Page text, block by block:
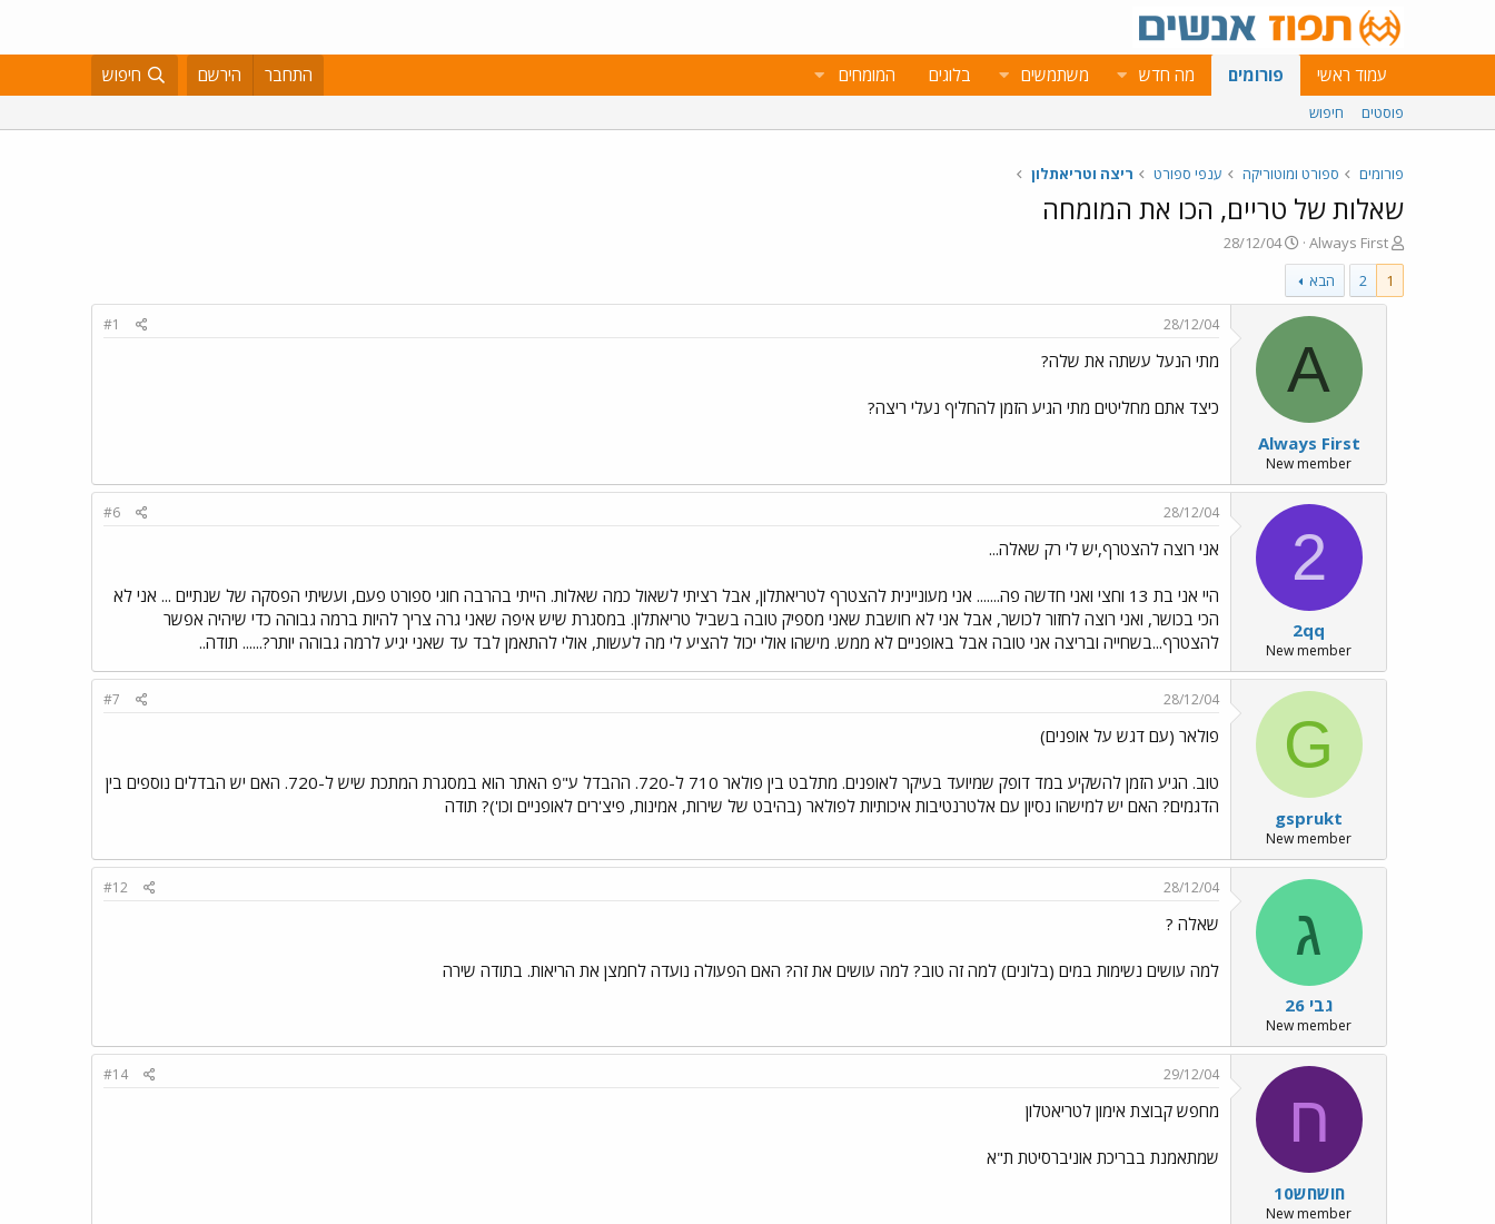
עמוד ראשי פורומים מה חדש משתמשים בלוגים המומחים התחבר הירשם חיפוש
פוסטים חיפוש
פורומים ספורט ומוטוריקה ענפי ספורט ריצה וטריאתלון
שאלות של טריים, הכו את המומחה
פ
ו
ת
ח
Always First
פ
ס
ם
י
ך
28/12/04
1
2 הבא
A
Always First
New member
28/12/04
#1
מתי הנעל עשתה את שלה?
כיצד אתם מחליטים מתי הגיע הזמן להחליף נעלי ריצה?
2
2qq
New member
28/12/04
#6
אני רוצה להצטרף,יש לי רק שאלה...
היי אני בת 13 וחצי ואני חדשה פה....... אני מעוניינית להצטרף לטריאתלון, אבל רציתי לשאול כמה שאלות. הייתי בהרבה חוגי ספורט פעם, ועשיתי הפסקה של שנתיים ... אני לא
הכי בכושר, ואני רוצה לחזור לכושר, אבל אני לא חושבת שאני מספיק טובה בשביל טריאתלון. במסגרת שיש איפה שאני גרה צריך להיות ברמה גבוהה כדי שיהיה אפשר
להצטרף...בשחייה ובריצה אני טובה אבל באופניים לא ממש. מישהו אולי יכול להציע לי מה לעשות, אולי להתאמן לבד עד שאני יגיע לרמה גבוהה יותר?...... תודה..
G
gsprukt
New member
28/12/04
#7
פולאר (עם דגש על אופנים)
טוב. הגיע הזמן להשקיע במד דופק שמיועד בעיקר לאופנים. מתלבט בין פולאר 710 ל-720. ההבדל ע"פ האתר הוא במסגרת המתכת שיש ל-720. האם יש הבדלים נוספים בין
הדגמים? האם יש למישהו נסיון עם אלטרנטיבות איכותיות לפולאר (בהיבט של שירות, אמינות, פיצ'רים לאופניים וכו')? תודה
ג
גבי 26
New member
28/12/04
#12
שאלה ?
למה עושים נשימות במים (בלונים) למה זה טוב? למה עושים את זה? האם הפעולה נועדה לחמצן את הריאות. בתודה שירה
ח
חושחש10
New member
29/12/04
#14
מחפש קבוצת אימון לטריאטלון
שמתאמנת בבריכת אוניברסיטת ת"א